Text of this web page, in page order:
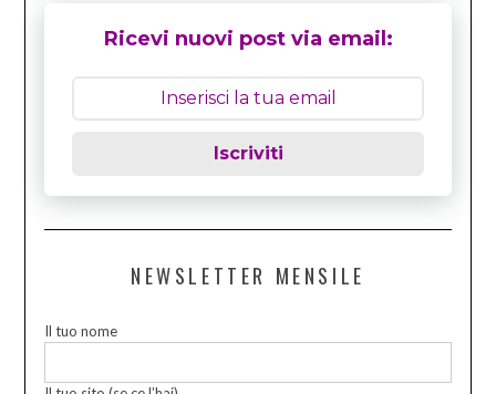
Ricevi nuovi post via email:
Iscriviti
NEWSLETTER MENSILE
Il tuo nome